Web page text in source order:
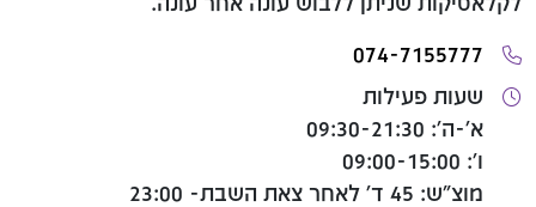
074-7155777
שעות פעילות
א'-ה': 09:30-21:30
ו': 09:00-15:00
מוצ"ש: 45 ד' לאחר צאת השבת- 23:00